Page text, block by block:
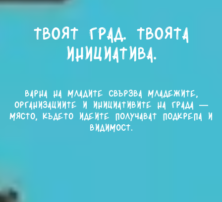
Твоят град. Твоята
инициатива.
Варна на младите свързва младежите,
организациите и инициативите на града —
място, където идеите получават подкрепа и
видимост.